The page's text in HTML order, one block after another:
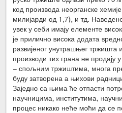
код производа неорганске
милијарди од 1,7), и тд.
увек у себи имају елементе
је прилично висока додата
развијеног унутрашњег
производи тих грана не
– спољним тржиштима, многа
буду затворена а њихови
Заједно са њима ће отпасти
научницима, институтима,
процес никако неће моћи да се